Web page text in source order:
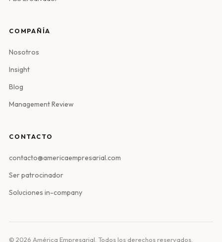
COMPAÑÍA
Nosotros
Insight
Blog
Management Review
CONTACTO
contacto@americaempresarial.com
Ser patrocinador
Soluciones in-company
© 2026 América Empresarial. Todos los derechos reservados.